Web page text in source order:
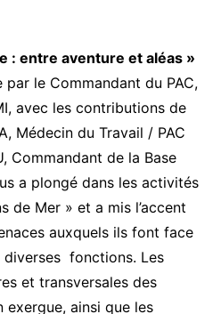
: entre aventure et aléas »
le Commandant du PAC,
avec les contributions de
Médecin du Travail / PAC
Commandant de la Base
a plongé dans les activités
de Mer » et a mis l’accent
auxquels ils font face
diverses fonctions. Les
et transversales des
exergue, ainsi que les